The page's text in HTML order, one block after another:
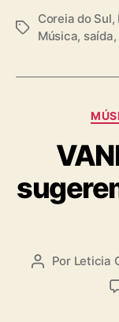
T
s
Coreia do Sul,
Música, saída,
A Por Leticia